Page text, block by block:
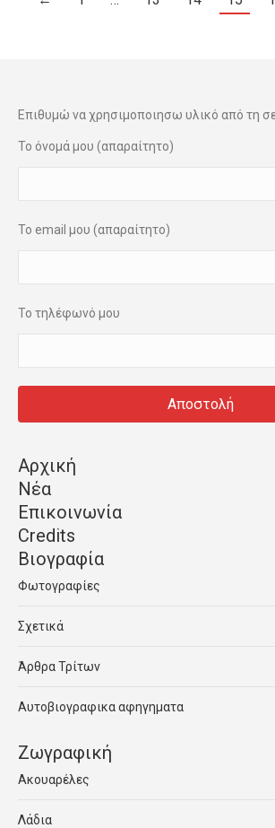
Επιθυμώ να χρησιμοποιησω υλικό από τη
Το όνομά μου (απαραίτητο)
Το email μου (απαραίτητο)
Το τηλέφωνό μου
Αρχική
Νέα
Επικοινωνία
Credits
Βιογραφία
Φωτογραφίες
Σχετικά
Άρθρα Τρίτων
Αυτοβιογραφικα αφηγηματα
Ζωγραφική
Ακουαρέλες
Λάδια